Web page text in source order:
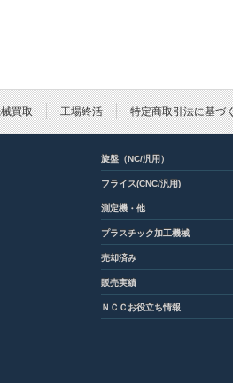
買取 工場終活 特定商取引法に基づ
旋盤（NC/汎用）
フライス(CNC/汎用)
測定機・他
プラスチック加工機械
売却済み
販売実績
ＮＣＣお役立ち情報